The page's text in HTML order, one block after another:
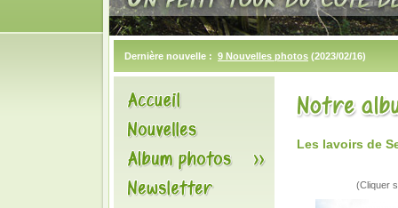
Dernière nouvelle : 9 Nouvelles photos (2023/02/16)
Les lavoirs de
(Cliquer